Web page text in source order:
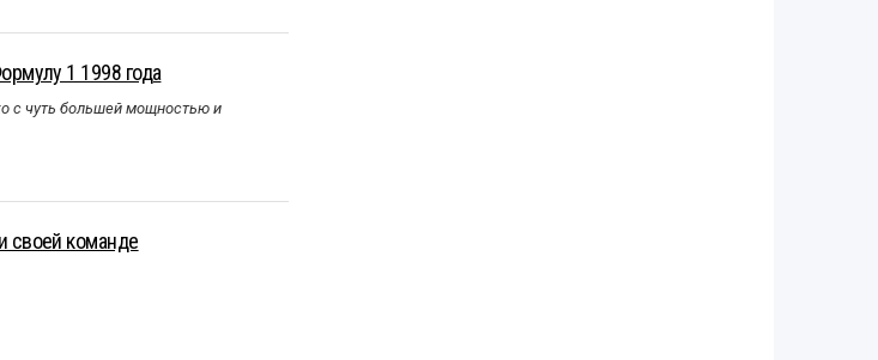
1 1998 года
с чуть большей мощностью и
своей команде